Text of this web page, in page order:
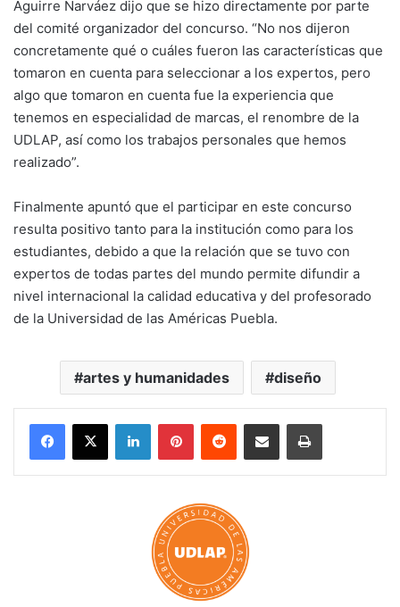
Aguirre Narváez dijo que se hizo directamente por parte
del comité organizador del concurso. “No nos dijeron
concretamente qué o cuáles fueron las características que
tomaron en cuenta para seleccionar a los expertos, pero
algo que tomaron en cuenta fue la experiencia que
tenemos en especialidad de marcas, el renombre de la
UDLAP, así como los trabajos personales que hemos
realizado”.
Finalmente apuntó que el participar en este concurso
resulta positivo tanto para la institución como para los
estudiantes, debido a que la relación que se tuvo con
expertos de todas partes del mundo permite difundir a
nivel internacional la calidad educativa y del profesorado
de la Universidad de las Américas Puebla.
artes y humanidades diseño
LinkedInPinterestReddit Share via Email Print